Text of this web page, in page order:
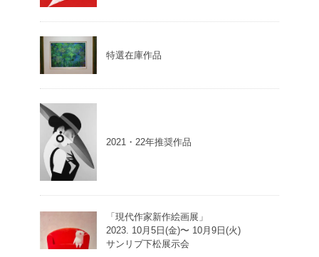
特選在庫作品
2021・22年推奨作品
「現代作家新作絵画展」
2023. 10月5日(金)〜 10月9日(火)
サンリブ下松展示会